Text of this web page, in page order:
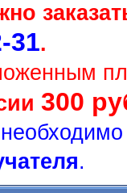
31.
300
.